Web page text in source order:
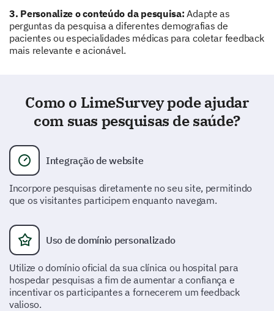
Por favor, especifique quaisquer comentários
Instalações e Ambiente
Queremos garantir que nossas instalações sejam
confortáveis e acessíveis a todos. Por favor, forneça
Como você avaliaria a limpeza de nossas
instalações?
3. Personalize o conteúdo da pesquisa: Adapte as
perguntas da pesquisa a diferentes demografias de
pacientes ou especialidades médicas para coletar feedback
mais relevante e acionável.
Como o LimeSurvey pode ajudar
com suas pesquisas de saúde?
Integração de website
Incorpore pesquisas diretamente no seu site, permitindo
que os visitantes participem enquanto navegam.
Uso de domínio personalizado
Utilize o domínio oficial da sua clínica ou hospital para
hospedar pesquisas a fim de aumentar a confiança e
incentivar os participantes a fornecerem um feedback
valioso.